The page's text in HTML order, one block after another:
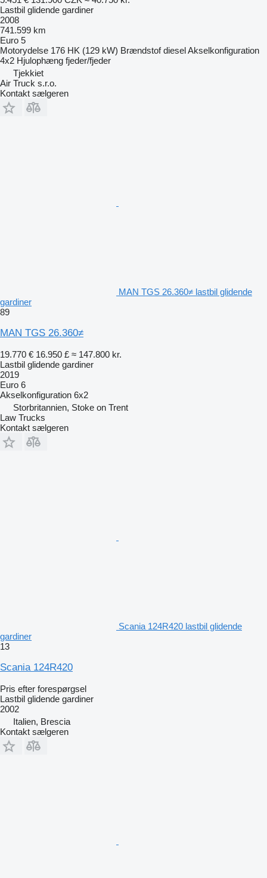
Lastbil glidende gardiner
2008
741.599 km
Euro 5
Motorydelse 176 HK (129 kW) Brændstof dieselAkselkonfiguration
4x2 Hjulophæng fjeder/fjeder
Tjekkiet
Air Truck s.r.o.
Kontakt sælgeren
MAN TGS 26.360≠ lastbil glidende
gardiner
89
MAN TGS 26.360≠
19.770 € 16.950 £ ≈ 147.800 kr.
Lastbil glidende gardiner
2019
Euro 6
Akselkonfiguration 6x2
Storbritannien, Stoke on Trent
Law Trucks
Kontakt sælgeren
Scania 124R420 lastbil glidende
gardiner
13
Scania 124R420
Pris efter forespørgsel
Lastbil glidende gardiner
2002
Italien, Brescia
Kontakt sælgeren